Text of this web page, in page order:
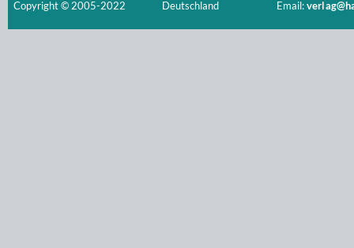
Copyright © 2005-2022
Deutschland
Email: